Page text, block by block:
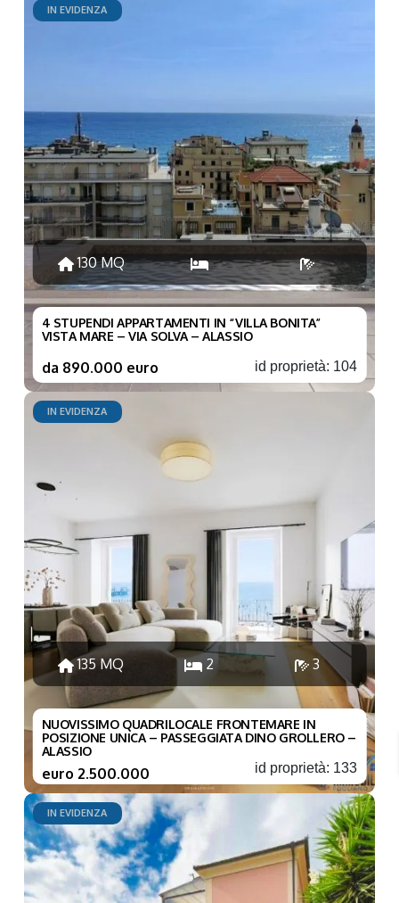
IN EVIDENZA
130 MQ
4 STUPENDI APPARTAMENTI IN “VILLA BONITA”
VISTA MARE – VIA SOLVA – ALASSIO
id proprietà: 104
da 890.000 euro
IN EVIDENZA
135 MQ 2 3
NUOVISSIMO QUADRILOCALE FRONTEMARE IN
POSIZIONE UNICA – PASSEGGIATA DINO GROLLERO –
ALASSIO
id proprietà: 133
euro 2.500.000
IN EVIDENZA